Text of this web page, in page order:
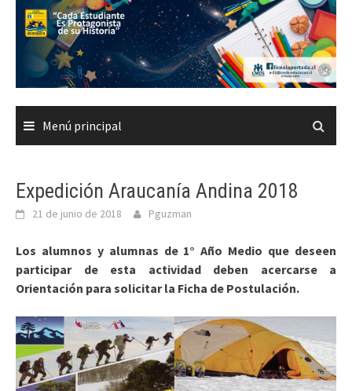
Saltar
contenido
Menú principal
Expedición Araucanía Andina 2018
21 de junio de 2018 Pguzman
Los alumnos y alumnas de 1° Año Medio que deseen
participar de esta actividad deben acercarse a
Orientación para solicitar la Ficha de Postulación.